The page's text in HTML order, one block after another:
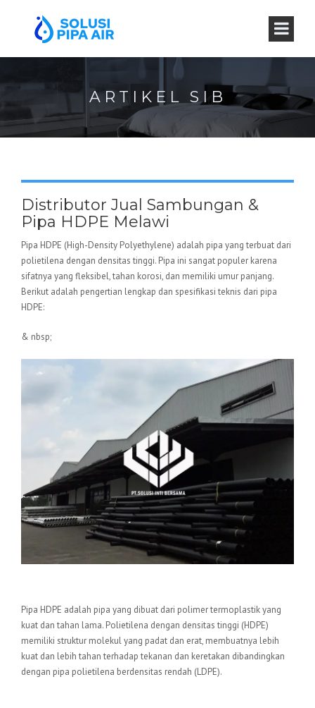
ARTIKEL SIB
Distributor Jual Sambungan &
Pipa HDPE Melawi
Pipa HDPE (High-Density Polyethylene) adalah pipa yang terbuat dari
polietilena dengan densitas tinggi. Pipa ini sangat populer karena
sifatnya yang fleksibel, tahan korosi, dan memiliki umur panjang.
Berikut adalah pengertian lengkap dan spesifikasi teknis dari pipa
HDPE:
& nbsp;
Pipa HDPE adalah pipa yang dibuat dari polimer termoplastik yang
kuat dan tahan lama. Polietilena dengan densitas tinggi (HDPE)
memiliki struktur molekul yang padat dan erat, membuatnya lebih
kuat dan lebih tahan terhadap tekanan dan keretakan dibandingkan
dengan pipa polietilena berdensitas rendah (LDPE).